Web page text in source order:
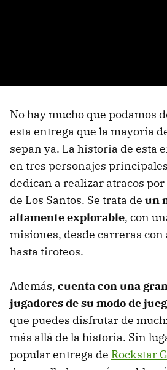
No hay mucho que podamos
esta entrega que la mayoría
sepan ya. La historia de esta
en tres personajes
dedican a realizar atracos
de Los Santos. Se trata de un
altamente explorable, con
misiones, desde carreras
hasta tiroteos.
Además, cuenta con una
jugadores de su modo de
que puedes disfrutar de
más allá de la historia. Sin
popular entrega de Rockstar